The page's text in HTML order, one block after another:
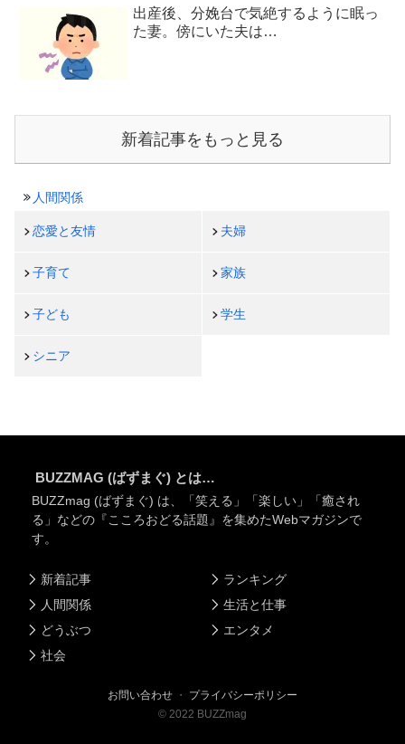
出産後、分娩台で気絶するように眠っ
た妻。傍にいた夫は…
新着記事をもっと見る
人間関係
恋愛と友情 夫婦
子育て 家族
子ども 学生
シニア
BUZZMAG (ばずまぐ) とは…
BUZZmag (ばずまぐ) は、「笑える」「楽しい」「癒され
る」などの『こころおどる話題』を集めたWebマガジンで
す。
新着記事
人間関係
どうぶつ
社会
ランキング
生活と仕事
エンタメ
お問い合わせ ・ プライバシーポリシー
© 2022 BUZZmag